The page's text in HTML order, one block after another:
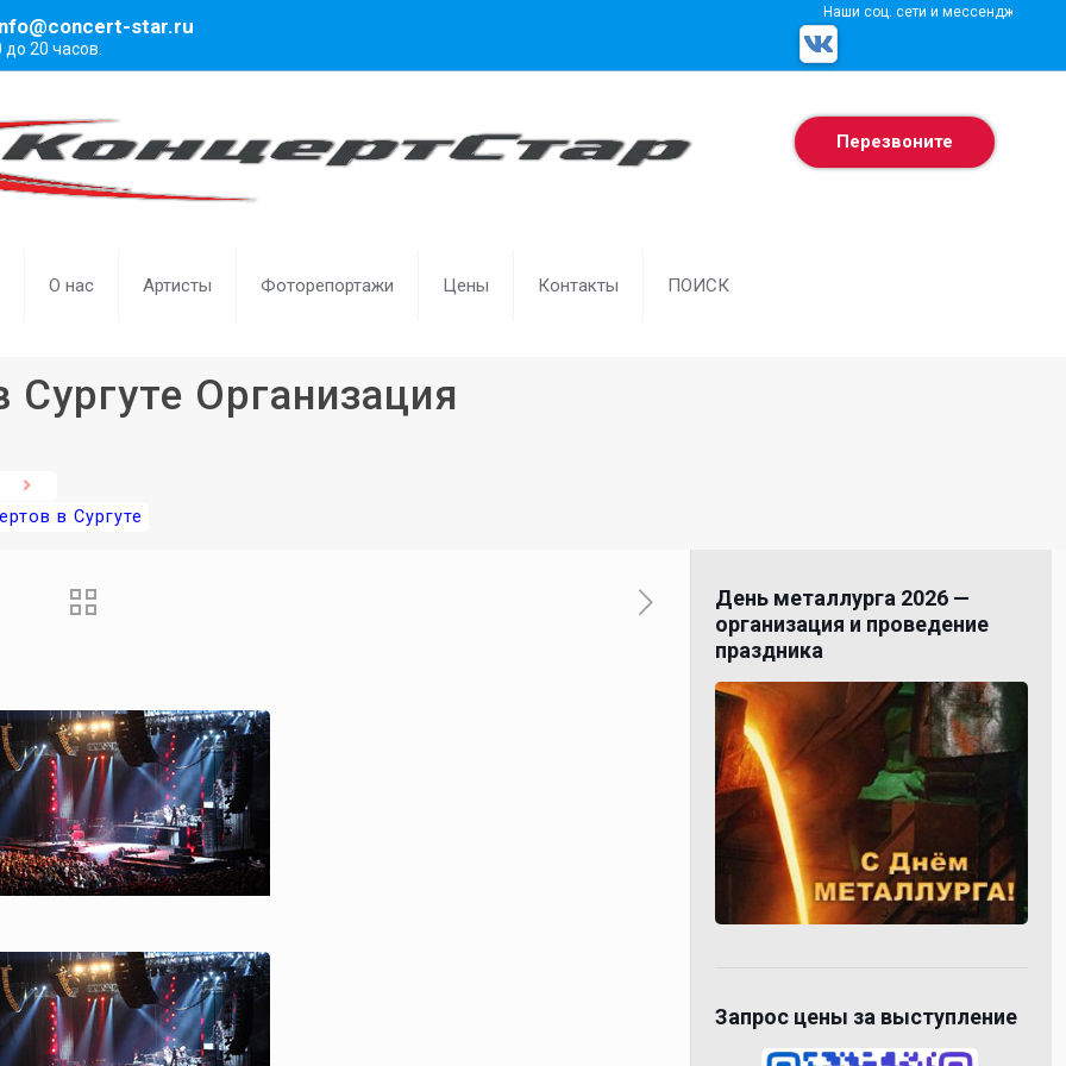
star.ru
до 20 часов.
Наши соц. сети и мессенджеры
О нас Артисты Фоторепортажи Цены Контакты ПОИСК
Перезвоните
Сургуте Организация
в Сургуте
День металлурга 2026 —
организация и проведение
праздника
Запрос цены за выступление